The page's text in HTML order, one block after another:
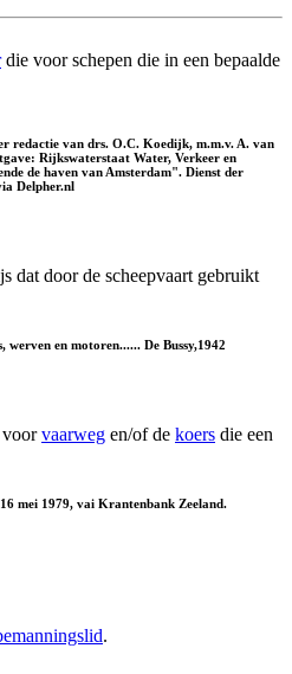
die voor schepen die in een bepaalde
redactie van drs. O.C. Koedijk, m.m.v. A. van
Rijkswaterstaat Water, Verkeer en
de haven van Amsterdam". Dienst der
Delpher.nl
dat door de scheepvaart gebruikt
en motoren...... De Bussy,1942
voorvaarweg en/of de koers die een
mei 1979, vai Krantenbank Zeeland.
.